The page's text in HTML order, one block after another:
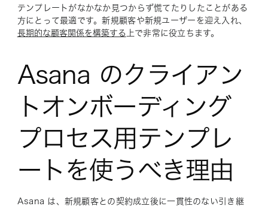
テンプレートがなかなか見つからず慌てたりしたことがある
方にとって最適です。新規顧客や新規ユーザーを迎え入れ、
長期的な顧客関係を構築する
上で非常に役立ちます。
Asana のクライアン
トオンボーディング
プロセス用テンプレ
ートを使うべき理由
Asana は、新規顧客との契約成立後に一貫性のない引き継